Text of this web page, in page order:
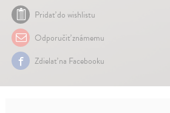
Pridať do wishlistu
Odporučiť známemu
Zdielať na Facebooku